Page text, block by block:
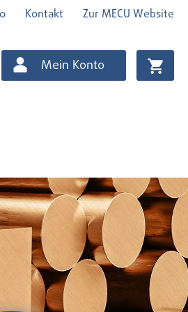
Kontakt Zur MECU Website
Mein Konto